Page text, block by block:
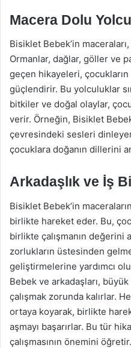
Macera Dolu
Bisiklet Bebek’in
Ormanlar, dağlar, göller ve
geçen hikayeleri, çocukların
güçlendirir. Bu yolculuklar
bitkiler ve doğal olaylar,
verir. Örneğin, Bisiklet
çevresindeki sesleri
çocuklara doğanın dillerini
Arkadaşlık ve İş
Bisiklet Bebek’in
birlikte hareket eder. Bu,
birlikte çalışmanın değerini
zorlukların üstesinden
geliştirmelerine yardımcı
Bebek ve arkadaşları,
çalışmak zorunda kalırlar.
ortaya koyarak, birlikte
aşmayı başarırlar. Bu tür
çalışmasının önemini öğretir.